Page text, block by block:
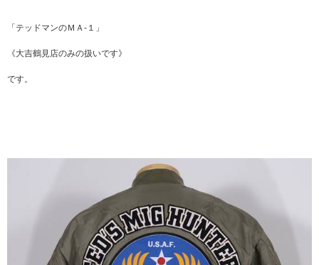
「テッドマンのＭＡ-１」
《大吉鶴見店のみの扱いです》
です。